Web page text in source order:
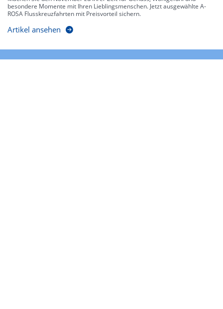
besondere Momente mit Ihren Lieblingsmenschen. Jetzt ausgewählte A-
ROSA Flusskreuzfahrten mit Preisvorteil sichern.
Artikel ansehen